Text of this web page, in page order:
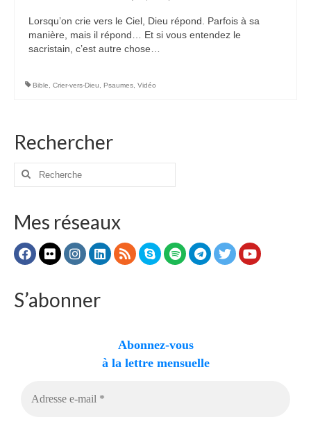
Lorsqu’on crie vers le Ciel, Dieu répond. Parfois à sa
manière, mais il répond… Et si vous entendez le
sacristain, c’est autre chose…
Bible Crier-vers-Dieu Psaumes Vidéo
Rechercher
Rechercher
Mes réseaux
S’abonner
Abonnez-vous
à la lettre mensuelle